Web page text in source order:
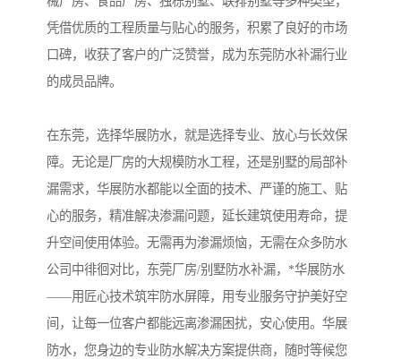
凭借优质的工程质量与贴心的服务，积累了良好的市场
口碑，收获了客户的广泛赞誉，成为东莞防水补漏行业
的成员品牌。
在东莞，选择华展防水，就是选择专业、放心与长效保
障。无论是厂房的大规模防水工程，还是别墅的局部补
漏需求，华展防水都能以全面的技术、严谨的施工、贴
心的服务，精准解决渗漏问题，延长建筑使用寿命，提
升空间使用体验。无需再为渗漏烦恼，无需在众多防水
公司中徘徊对比，东莞厂房/别墅防水补漏，*华展防水
——用匠心技术筑牢防水屏障，用专业服务守护美好空
间，让每一位客户都能远离渗漏困扰，安心使用。华展
防水，您身边的专业防水解决方案提供商，随时等候您